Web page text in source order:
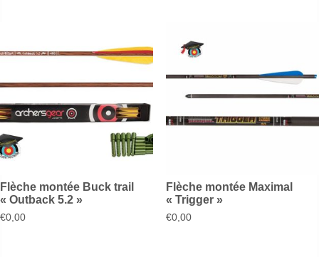
Flèche montée Buck trail
« Outback 5.2 »
€0,00
Flèche montée Maximal
« Trigger »
€0,00